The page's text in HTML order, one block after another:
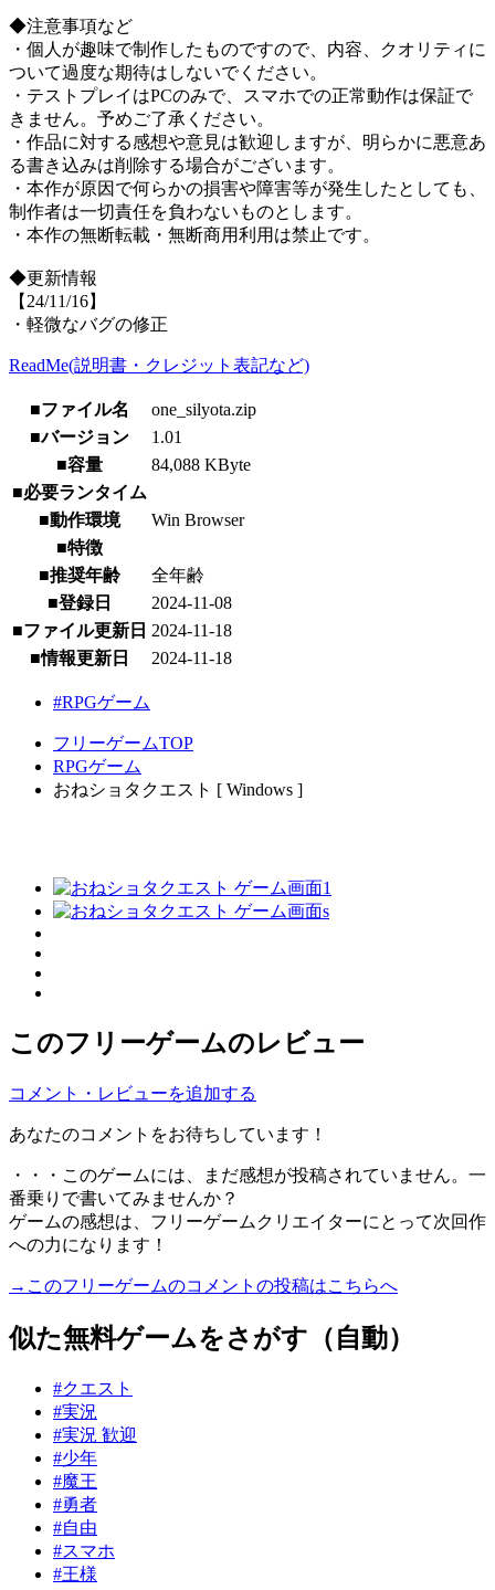
◆注意事項など
・個人が趣味で制作したものですので、内容、クオリティに
ついて過度な期待はしないでください。
・テストプレイはPCのみで、スマホでの正常動作は保証で
きません。予めご了承ください。
・作品に対する感想や意見は歓迎しますが、明らかに悪意あ
る書き込みは削除する場合がございます。
・本作が原因で何らかの損害や障害等が発生したとしても、
制作者は一切責任を負わないものとします。
・本作の無断転載・無断商用利用は禁止です。
◆更新情報
【24/11/16】
・軽微なバグの修正
ReadMe(説明書・クレジット表記など)
■ファイル名
one_silyota.zip
■バージョン
1.01
■容量
84,088 KByte
■必要ランタイム
■動作環境
Win Browser
■特徴
■推奨年齢
全年齢
■登録日
2024-11-08
■ファイル更新日 2024-11-18
■情報更新日
2024-11-18
#RPGゲーム
フリーゲームTOP
RPGゲーム
おねショタクエスト [ Windows ]
このフリーゲームのレビュー
コメント・レビューを追加する
あなたのコメントをお待ちしています！
・・・このゲームには、まだ感想が投稿されていません。一
番乗りで書いてみませんか？
ゲームの感想は、フリーゲームクリエイターにとって次回作
への力になります！
→このフリーゲームのコメントの投稿はこちらへ
似た無料ゲームをさがす（自動）
#クエスト
#実況
#実況 歓迎
#少年
#魔王
#勇者
#自由
#スマホ
#王様